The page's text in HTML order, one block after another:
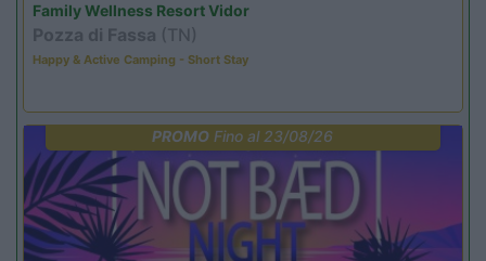
Family Wellness Resort Vidor
Pozza di Fassa (TN)
Happy & Active Camping - Short Stay
PROMO Fino al 23/08/26